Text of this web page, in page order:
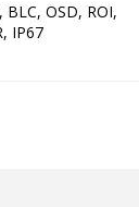
BLC, OSD, ROI,
IP67